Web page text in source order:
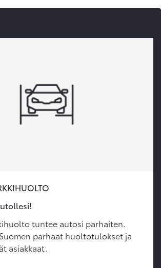
tuntee autosi parhaiten.
parhaat huoltotulokset ja
asiakkaat.